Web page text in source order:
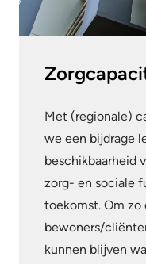
Met (regionale)
we een bijdrage
beschikbaarheid
zorg- en sociale
toekomst. Om zo
bewoners/
kunnen blijven